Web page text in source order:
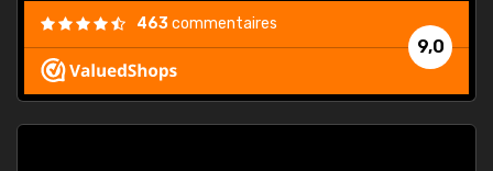
9,0
463commentaires